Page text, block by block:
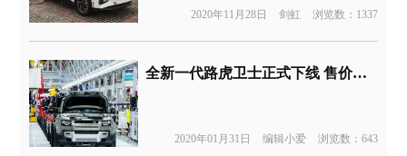
2020年11月28日 剑虹 浏览数：1337
全新一代路虎卫士正式下线 售价区间约为30.74-35.13万元
2020年01月31日 编辑小爱 浏览数：643